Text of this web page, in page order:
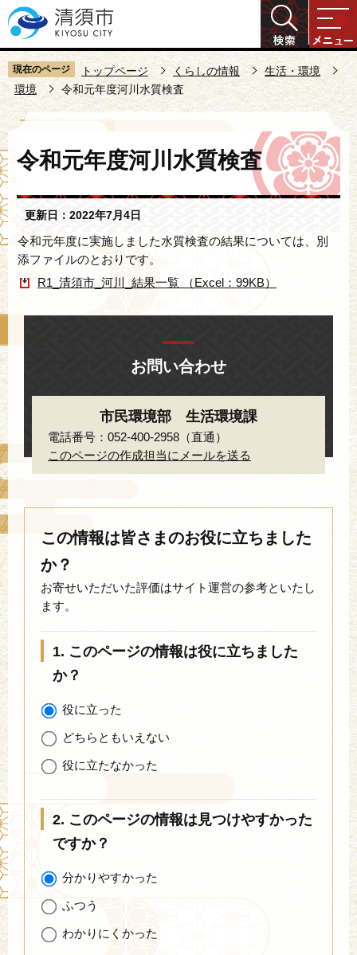
こ
の
ペ
ー
ジ
の
先
頭
で
す
現在のページ トップページ くらしの情報
生活・環境
環境
令和元年度河川水質検査
文
こ
ら
令和元年度河川水質検査
更新日：2022年7月4日
令和元年度に実施しました水質検査の結果については、別
添ファイルのとおりです。
R1_清須市_河川_結果一覧 （Excel：99KB）
お問い合わせ
市民環境部 生活環境課
電話番号：052-400-2958（直通）
このページの作成担当にメールを送る
この情報は皆さまのお役に立ちました
か？
お寄せいただいた評価はサイト運営の参考といたし
ます。
1. このページの情報は役に立ちました
か？
役に立った
どちらともいえない
役に立たなかった
2. このページの情報は見つけやすかった
ですか？
分かりやすかった
ふつう
わかりにくかった